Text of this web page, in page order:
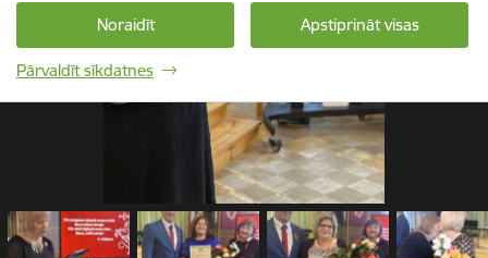
Noraidīt Apstiprināt visas
Pārvaldīt sīkdatnes